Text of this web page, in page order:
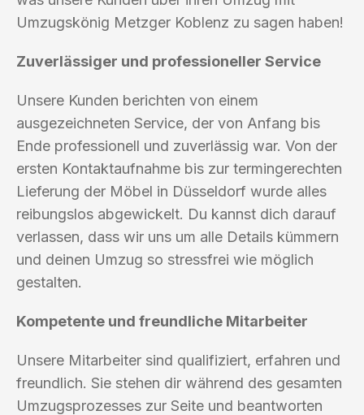
Umzugskönig Metzger Koblenz zu sagen haben!
Zuverlässiger und professioneller Service
Unsere Kunden berichten von einem
ausgezeichneten Service, der von Anfang bis
Ende professionell und zuverlässig war. Von der
ersten Kontaktaufnahme bis zur termingerechten
Lieferung der Möbel in Düsseldorf wurde alles
reibungslos abgewickelt. Du kannst dich darauf
verlassen, dass wir uns um alle Details kümmern
und deinen Umzug so stressfrei wie möglich
gestalten.
Kompetente und freundliche Mitarbeiter
Unsere Mitarbeiter sind qualifiziert, erfahren und
freundlich. Sie stehen dir während des gesamten
Umzugsprozesses zur Seite und beantworten